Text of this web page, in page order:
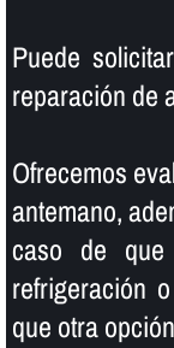
Puede
reparación de
Ofrecemos
antemano,
caso de
refrigeración
que otra